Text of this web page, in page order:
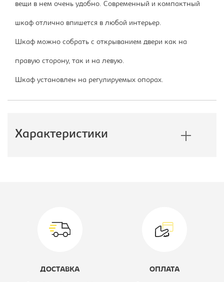
вещи в нем очень удобно. Современный и компактный
шкаф отлично впишется в любой интерьер.
Шкаф можно собрать с открыванием двери как на
правую сторону, так и на левую.
Шкаф установлен на регулируемых опорах.
Характеристики
Шкаф-пенал
ДОСТАВКА ОПЛАТА